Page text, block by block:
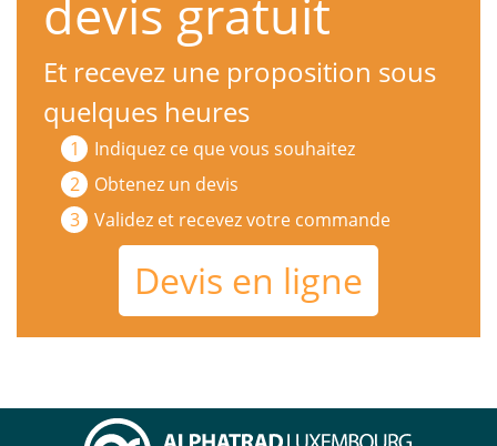
devis gratuit
Et recevez une proposition sous
quelques heures
Indiquez ce que vous souhaitez
Obtenez un devis
Validez et recevez votre commande
Devis en ligne